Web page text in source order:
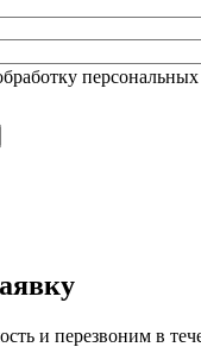
и перезвоним в